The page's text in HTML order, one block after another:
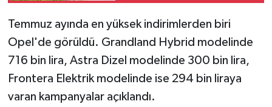
Temmuz ayında en yüksek indirimlerden biri
Opel'de görüldü. Grandland Hybrid modelinde
716 bin lira, Astra Dizel modelinde 300 bin lira,
Frontera Elektrik modelinde ise 294 bin liraya
varan kampanyalar açıklandı.